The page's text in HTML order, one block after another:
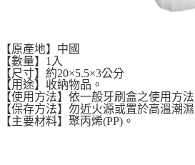
【原產地】中國
【數量】1入
【尺寸】約20×5.5×3公分
【用途】收納物品。
【使用方法】依一般牙刷盒之使用方法
【保存方法】勿近火源或置於高溫潮
【主要材料】聚丙烯(PP)。